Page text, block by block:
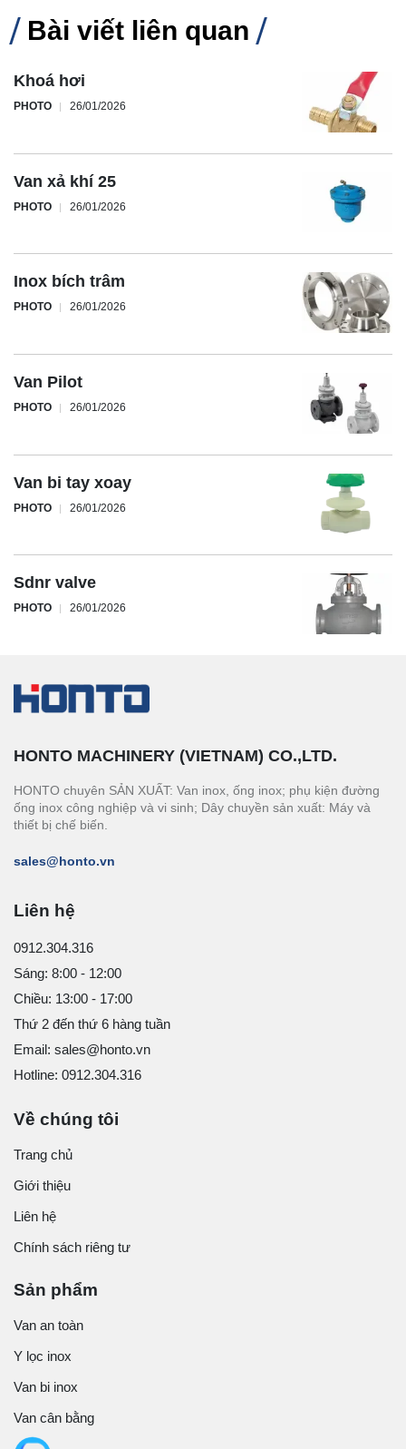
Bài viết liên quan
Khoá hơi
PHOTO 26/01/2026
Van xả khí 25
PHOTO 26/01/2026
Inox bích trâm
PHOTO 26/01/2026
Van Pilot
PHOTO 26/01/2026
Van bi tay xoay
PHOTO 26/01/2026
Sdnr valve
PHOTO 26/01/2026
HONTO MACHINERY (VIETNAM) CO.,LTD.
HONTO chuyên SẢN XUẤT: Van inox, ống inox; phụ kiện đường
ống inox công nghiệp và vi sinh; Dây chuyền sản xuất: Máy và
thiết bị chế biến.
sales@honto.vn
Liên hệ
0912.304.316
Sáng: 8:00 - 12:00
Chiều: 13:00 - 17:00
Thứ 2 đến thứ 6 hàng tuần
Email: sales@honto.vn
Hotline: 0912.304.316
Về chúng tôi
Trang chủ
Giới thiệu
Liên hệ
Chính sách riêng tư
Sản phẩm
Van an toàn
Y lọc inox
Van bi inox
Van cân bằng